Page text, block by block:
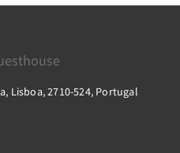
Lisboa, 2710-524, Portugal